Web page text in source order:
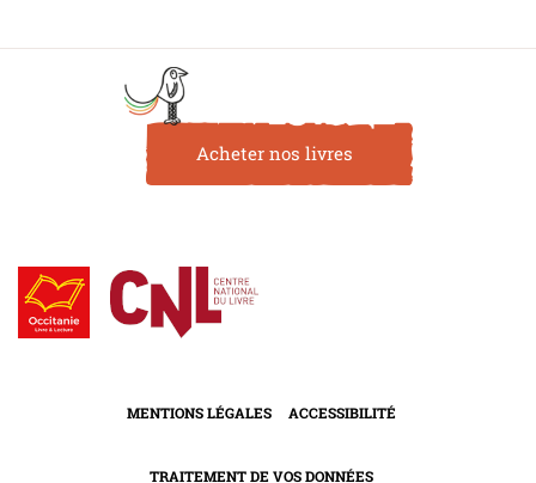
Acheter nos livres
MENTIONS LÉGALES ACCESSIBILITÉ
TRAITEMENT DE VOS DONNÉES